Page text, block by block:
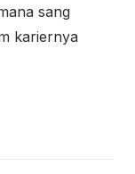
sang
kariernya